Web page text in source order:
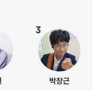
3
박창근